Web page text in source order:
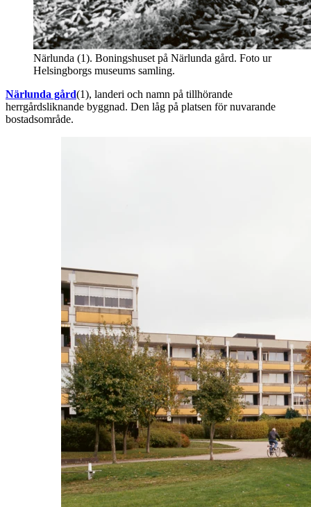
Närlunda (1). Boningshuset på Närlunda gård. Foto ur
Helsingborgs museums samling.
Närlunda gård(1), landeri och namn på tillhörande
herrgårdsliknande byggnad. Den låg på platsen för nuvarande
bostadsområde.